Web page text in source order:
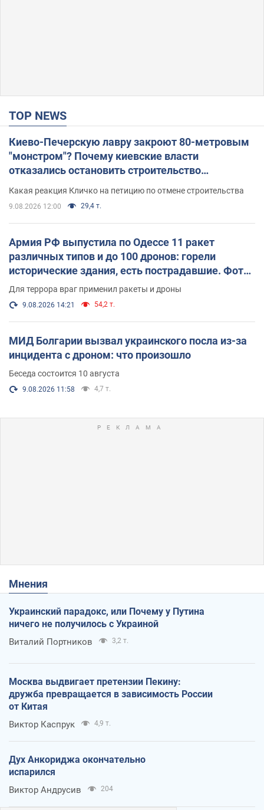
TOP NEWS
Киево-Печерскую лавру закроют 80-метровым
"монстром"? Почему киевские власти
отказались остановить строительство
небоскреба "московского верующего"
Какая реакция Кличко на петицию по отмене строительства
9.08.2026 12:00 29,4 т.
Армия РФ выпустила по Одессе 11 ракет
различных типов и до 100 дронов: горели
исторические здания, есть пострадавшие. Фото
и видео
Для террора враг применил ракеты и дроны
9.08.2026 14:21 54,2 т.
МИД Болгарии вызвал украинского посла из-за
инцидента с дроном: что произошло
Беседа состоится 10 августа
9.08.2026 11:58 4,7 т.
Мнения
Украинский парадокс, или Почему у Путина
ничего не получилось с Украиной
Виталий Портников 3,2 т.
Москва выдвигает претензии Пекину:
дружба превращается в зависимость России
от Китая
Виктор Каспрук 4,9 т.
Дух Анкориджа окончательно
испарился
Виктор Андрусив 204